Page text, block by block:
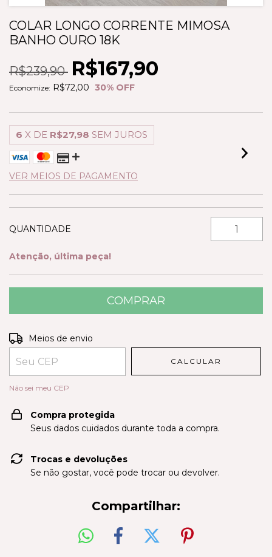
COLAR LONGO CORRENTE MIMOSA
BANHO OURO 18K
R$239,90 R$167,90
Economize: R$72,00 30% OFF
6 X DE R$27,98 SEM JUROS
VER MEIOS DE PAGAMENTO
QUANTIDADE
Atenção, última peça!
Entregas para o CEP:
Meios de envio
CALCULAR
Não sei meu CEP
Compra protegida
Seus dados cuidados durante toda a compra.
Trocas e devoluções
Se não gostar, você pode trocar ou devolver.
Compartilhar: